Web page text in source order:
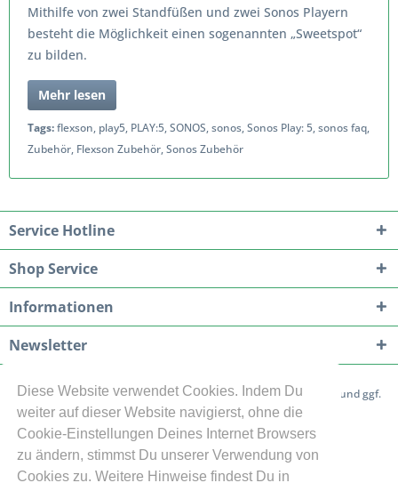
Diese Website verwendet Cookies. Indem Du
weiter auf dieser Website navigierst, ohne die
Cookie-Einstellungen Deines Internet Browsers
zu ändern, stimmst Du unserer Verwendung von
Cookies zu. Weitere Hinweise findest Du in
Mithilfe von zwei Standfüßen und zwei Sonos Playern
besteht die Möglichkeit einen sogenannten „Sweetspot“
zu bilden.
Mehr lesen
Tags:flexson, play5, PLAY:5,SONOS,sonos,Sonos Play: 5,sonos faq,
Zubehör, Flexson Zubehör,Sonos Zubehör
Service Hotline
Shop Service
Informationen
Newsletter
* Alle Preise inkl. gesetzl. Mehrwertsteuer zzgl.Versandkosten
und ggf.
Nachnahmegebühren, wenn nicht anders beschrieben
Cookie-Einstellungen
Flexson Artikel Übersicht